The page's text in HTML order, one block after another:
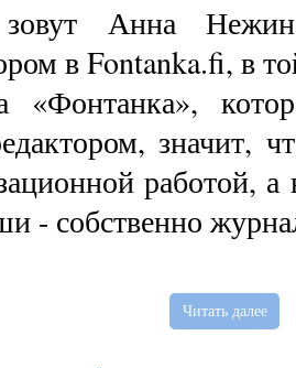
Анна
в Fontanka.fi, в
«Фонтанка»,
значит,
работой,
- собственно
Читать далее